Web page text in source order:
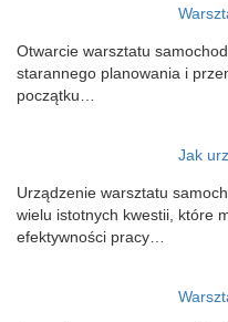
Otwarcie warsztatu
starannego planowania i
początku…
Jak
Urządzenie warsztatu
wielu istotnych kwestii, które
efektywności pracy…